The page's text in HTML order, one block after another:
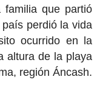
familia que partió
perdió la vida
ocurrido en la
altura de la playa
región Áncash.